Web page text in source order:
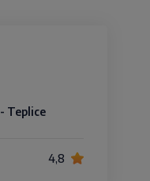
Teplice
4,8